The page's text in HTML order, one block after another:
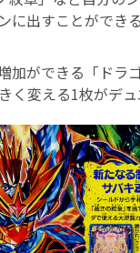
出すことができる
加ができる「ドラ
変える1枚がデュ